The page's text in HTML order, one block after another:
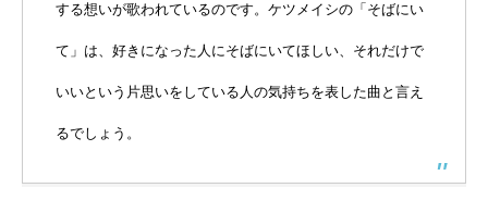
する想いが歌われているのです。ケツメイシの「そばにい
て」は、好きになった人にそばにいてほしい、それだけで
いいという片思いをしている人の気持ちを表した曲と言え
るでしょう。